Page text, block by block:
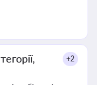
+2